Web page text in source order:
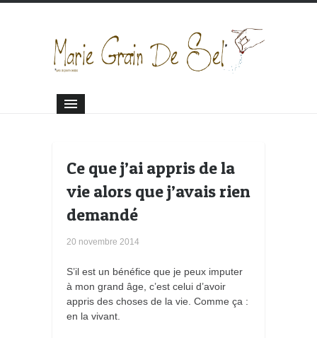
Ce que j’ai appris de la
vie alors que j’avais rien
demandé
20 novembre 2014
S’il est un bénéfice que je peux imputer
à mon grand âge, c’est celui d’avoir
appris des choses de la vie. Comme ça :
en la vivant.